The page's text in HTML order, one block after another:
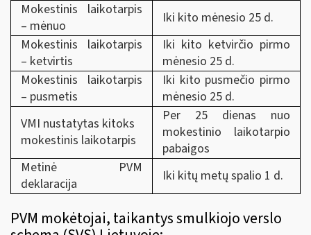
Mokestinis laikotarpis
– mėnuo
Iki kito mėnesio 25 d.
Mokestinis laikotarpis
– ketvirtis
Iki kito ketvirčio pirmo
mėnesio 25 d.
Mokestinis laikotarpis
– pusmetis
Iki kito pusmečio pirmo
mėnesio 25 d.
VMI nustatytas kitoks
mokestinis laikotarpis
Per 25 dienas nuo
mokestinio laikotarpio
pabaigos
Metinė PVM
deklaracija
Iki kitų metų spalio 1 d.
PVM mokėtojai, taikantys smulkiojo verslo